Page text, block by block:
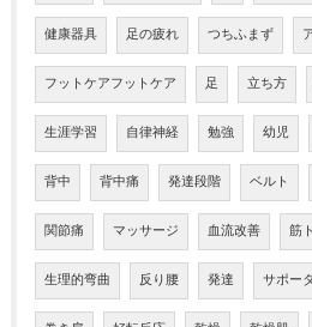
健康器具 足の疲れ つちふまず
フットケアフットケア 足 立ち方
生涯学習 自律神経 勉強 幼児
背中 背中痛 発達段階 ベルト
関節痛 マッサージ 血流改善 筋
生理的弯曲 反り腰 発達 サポー